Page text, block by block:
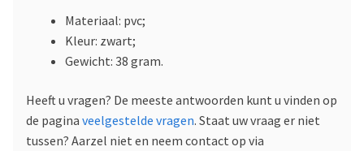
Materiaal: pvc;
Kleur: zwart;
Gewicht: 38 gram.
Heeft u vragen? De meeste antwoorden kunt u vinden op
de pagina veelgestelde vragen. Staat uw vraag er niet
tussen? Aarzel niet en neem contact op via